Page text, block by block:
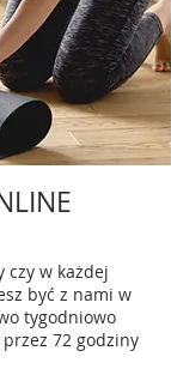
czy w każdej
być z nami w
tygodniowo
72 godziny